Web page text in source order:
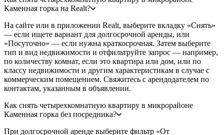
Каменная горка на Realt?
На сайте или в приложении Realt, выберите вкладку «Снять»
— если ищете вариант для долгосрочной аренды, или
«Посуточно» — если нужна краткосрочная. Затем выберите
тип и вид недвижимости и отфильтруйте запрос — например,
по количеству комнат, если это квартира или дом, или по
классу недвижимости и другим характеристикам в случае с
коммерческим помещением. Свяжитесь с арендодателем по
контактам, указанным в объявлении.
Как снять четырехкомнатную квартиру в микрорайоне
Каменная горка без посредника?
При долгосрочной аренде выберите фильтр «От